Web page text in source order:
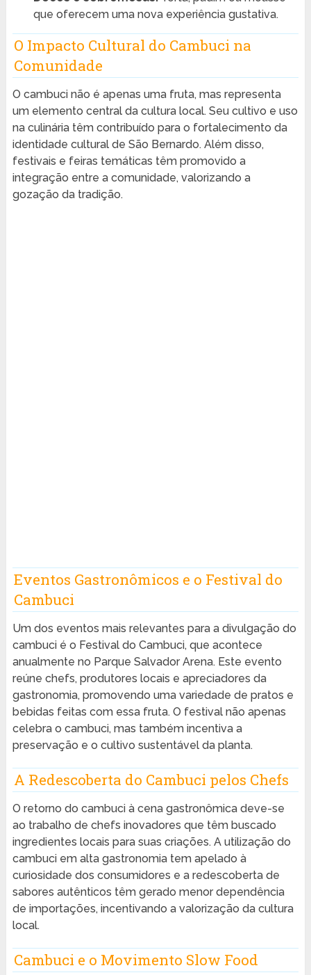
que oferecem uma nova experiência gustativa.
O Impacto Cultural do Cambuci na
Comunidade
O cambuci não é apenas uma fruta, mas representa
um elemento central da cultura local. Seu cultivo e uso
na culinária têm contribuído para o fortalecimento da
identidade cultural de São Bernardo. Além disso,
festivais e feiras temáticas têm promovido a
integração entre a comunidade, valorizando a
gozação da tradição.
Eventos Gastronômicos e o Festival do
Cambuci
Um dos eventos mais relevantes para a divulgação do
cambuci é o Festival do Cambuci, que acontece
anualmente no Parque Salvador Arena. Este evento
reúne chefs, produtores locais e apreciadores da
gastronomia, promovendo uma variedade de pratos e
bebidas feitas com essa fruta. O festival não apenas
celebra o cambuci, mas também incentiva a
preservação e o cultivo sustentável da planta.
A Redescoberta do Cambuci pelos Chefs
O retorno do cambuci à cena gastronômica deve-se
ao trabalho de chefs inovadores que têm buscado
ingredientes locais para suas criações. A utilização do
cambuci em alta gastronomia tem apelado à
curiosidade dos consumidores e a redescoberta de
sabores autênticos têm gerado menor dependência
de importações, incentivando a valorização da cultura
local.
Cambuci e o Movimento Slow Food